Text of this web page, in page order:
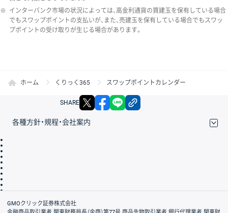
※ インターバンク市場の状況によっては、高金利通貨の買建玉を保有している場合
でもスワップポイントの支払いが、また、売建玉を保有している場合でもスワッ
プポイントの受け取りが生じる場合があります。
ホーム くりっく365 スワップポイントカレンダー
SHARE X facebook
各種方針・規程・会社案内
会社案内
GMOクリック証券株式会社